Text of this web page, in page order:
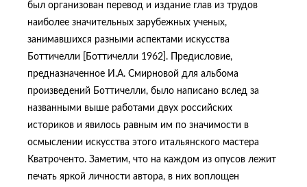
был организован перевод и издание глав из трудов
наиболее значительных зарубежных ученых,
занимавшихся разными аспектами искусства
Боттичелли [Боттичелли 1962]. Предисловие,
предназначенное И.А. Смирновой для альбома
произведений Боттичелли, было написано вслед за
названными выше работами двух российских
историков и явилось равным им по значимости в
осмыслении искусства этого итальянского мастера
Кватроченто. Заметим, что на каждом из опусов лежит
печать яркой личности автора, в них воплощен